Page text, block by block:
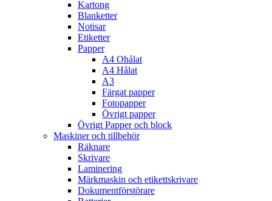
Kartong
Blanketter
Notisar
Etiketter
Papper
A4 Ohålat
A4 Hålat
A3
Färgat papper
Fotopapper
Övrigt papper
Övrigt Papper och block
Maskiner och tillbehör
Räknare
Skrivare
Laminering
Märkmaskin och etikettskrivare
Dokumentförstörare